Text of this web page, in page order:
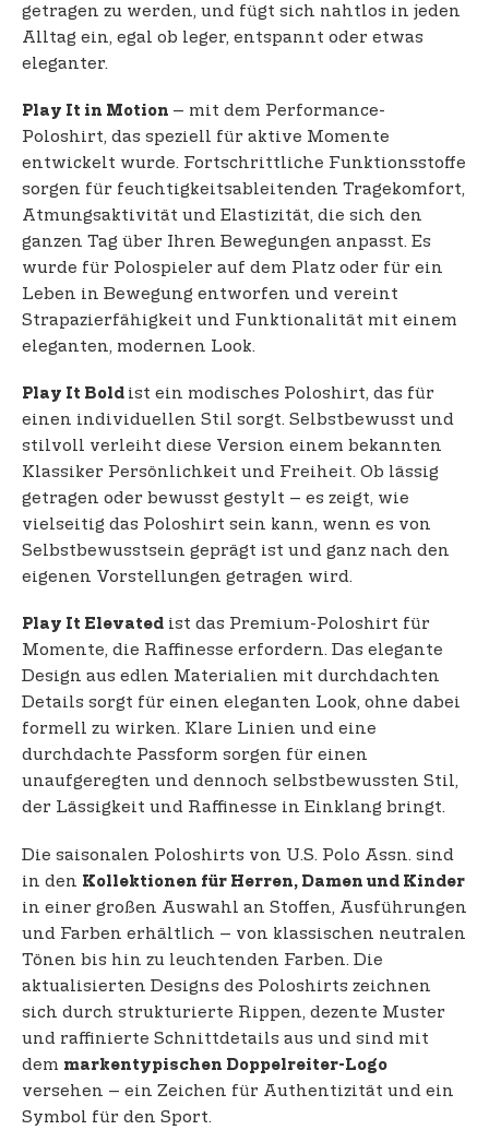
getragen zu werden, und fügt sich nahtlos in jeden
Alltag ein, egal ob leger, entspannt oder etwas
eleganter.
Play It in Motion – mit dem Performance-
Poloshirt, das speziell für aktive Momente
entwickelt wurde. Fortschrittliche Funktionsstoffe
sorgen für feuchtigkeitsableitenden Tragekomfort,
Atmungsaktivität und Elastizität, die sich den
ganzen Tag über Ihren Bewegungen anpasst. Es
wurde für Polospieler auf dem Platz oder für ein
Leben in Bewegung entworfen und vereint
Strapazierfähigkeit und Funktionalität mit einem
eleganten, modernen Look.
Play It Bold ist ein modisches Poloshirt, das für
einen individuellen Stil sorgt. Selbstbewusst und
stilvoll verleiht diese Version einem bekannten
Klassiker Persönlichkeit und Freiheit. Ob lässig
getragen oder bewusst gestylt – es zeigt, wie
vielseitig das Poloshirt sein kann, wenn es von
Selbstbewusstsein geprägt ist und ganz nach den
eigenen Vorstellungen getragen wird.
Play It Elevated ist das Premium-Poloshirt für
Momente, die Raffinesse erfordern. Das elegante
Design aus edlen Materialien mit durchdachten
Details sorgt für einen eleganten Look, ohne dabei
formell zu wirken. Klare Linien und eine
durchdachte Passform sorgen für einen
unaufgeregten und dennoch selbstbewussten Stil,
der Lässigkeit und Raffinesse in Einklang bringt.
Die saisonalen Poloshirts von U.S. Polo Assn. sind
in den Kollektionen für Herren, Damen und Kinder
in einer großen Auswahl an Stoffen, Ausführungen
und Farben erhältlich – von klassischen neutralen
Tönen bis hin zu leuchtenden Farben. Die
aktualisierten Designs des Poloshirts zeichnen
sich durch strukturierte Rippen, dezente Muster
und raffinierte Schnittdetails aus und sind mit
dem markentypischen Doppelreiter-Logo
versehen – ein Zeichen für Authentizität und ein
Symbol für den Sport.